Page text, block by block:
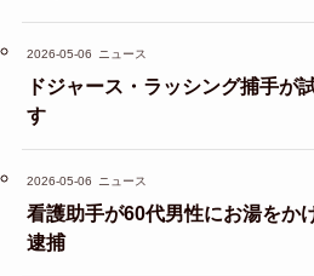
2026-05-06 ニュース
ドジャース・ラッシング捕手が
す
2026-05-06 ニュース
看護助手が60代男性にお湯をか
逮捕